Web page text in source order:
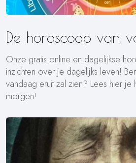
De horoscoop van
Onze gratis online en dagelijkse
inzichten over je dagelijks leven!
vandaag eruit zal zien? Lees hier
morgen!